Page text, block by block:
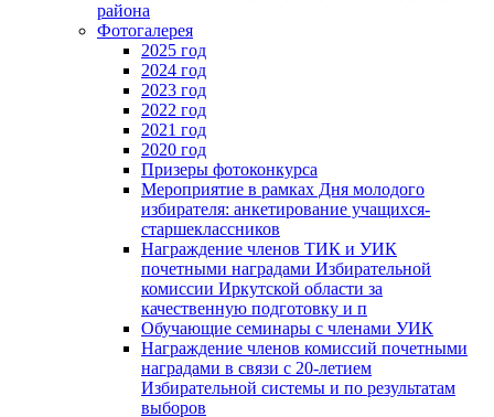
района
Фотогалерея
2025 год
2024 год
2023 год
2022 год
2021 год
2020 год
Призеры фотоконкурса
Мероприятие в рамках Дня молодого
избирателя: анкетирование учащихся-
старшеклассников
Награждение членов ТИК и УИК
почетными наградами Избирательной
комиссии Иркутской области за
качественную подготовку и п
Обучающие семинары с членами УИК
Награждение членов комиссий почетными
наградами в связи с 20-летием
Избирательной системы и по результатам
выборов